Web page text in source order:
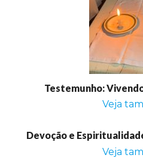
Testemunho:
Veja
Devoção e
Veja